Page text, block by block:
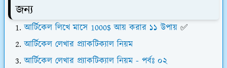
জন্য
আর্টিকেল লিখে মাসে 1000$ আয় করার ১১ উপায় ✅
আর্টিকেল লেখার প্র্যাকটিক্যাল নিয়ম
আর্টিকেল লেখার প্র্যাকটিক্যাল নিয়ম - পর্বঃ ০২